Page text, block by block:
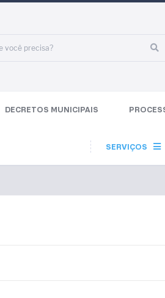
DECRETOS MUNICIPAIS
SERVIÇOS